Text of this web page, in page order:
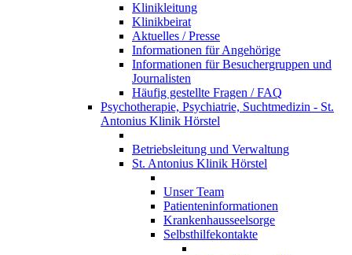
Klinikleitung
Klinikbeirat
Aktuelles / Presse
Informationen für Angehörige
Informationen für Besuchergruppen und
Journalisten
Häufig gestellte Fragen / FAQ
Psychotherapie, Psychiatrie, Suchtmedizin - St.
Antonius Klinik Hörstel
Betriebsleitung und Verwaltung
St. Antonius Klinik Hörstel
Unser Team
Patienteninformationen
Krankenhausseelsorge
Selbsthilfekontakte